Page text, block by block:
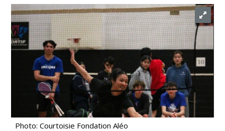
Photo: Courtoisie Fondation Aléo